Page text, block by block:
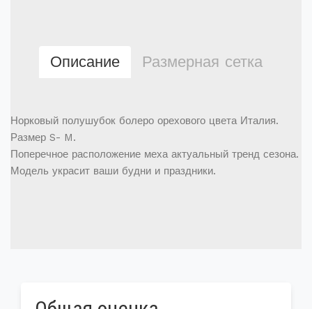
Описание Размерная сетка
Норковый полушубок болеро орехового цвета Италия.
Размер S- M.
Поперечное расположение меха актуальный тренд сезона.
Модель украсит ваши будни и праздники.